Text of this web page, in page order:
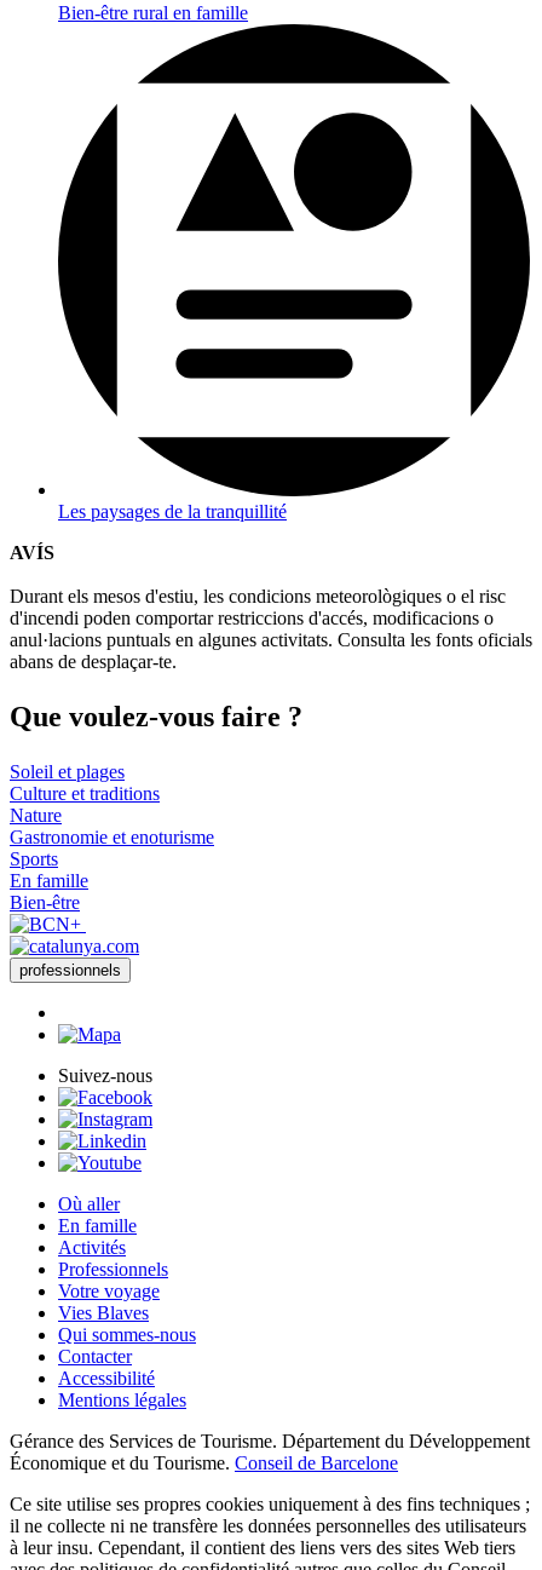
Bien-être rural en famille
Les paysages de la tranquillité
AVÍS
Durant els mesos d'estiu, les condicions meteorològiques o el risc
d'incendi poden comportar restriccions d'accés, modificacions o
anul·lacions puntuals en algunes activitats. Consulta les fonts oficials
abans de desplaçar-te.
Que voulez-vous faire ?
Soleil et plages
Culture et traditions
Nature
Gastronomie et enoturisme
Sports
En famille
Bien-être
professionnels
Suivez-nous
Où aller
En famille
Activités
Professionnels
Votre voyage
Vies Blaves
Qui sommes-nous
Contacter
Accessibilité
Mentions légales
Gérance des Services de Tourisme. Département du Développement
Économique et du Tourisme. Conseil de Barcelone
Ce site utilise ses propres cookies uniquement à des fins techniques ;
il ne collecte ni ne transfère les données personnelles des utilisateurs
à leur insu. Cependant, il contient des liens vers des sites Web tiers